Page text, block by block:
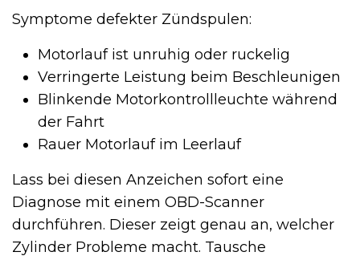
Symptome defekter Zündspulen:
Motorlauf ist unruhig oder ruckelig
Verringerte Leistung beim Beschleunigen
Blinkende Motorkontrollleuchte während
der Fahrt
Rauer Motorlauf im Leerlauf
Lass bei diesen Anzeichen sofort eine
Diagnose mit einem OBD-Scanner
durchführen. Dieser zeigt genau an, welcher
Zylinder Probleme macht. Tausche